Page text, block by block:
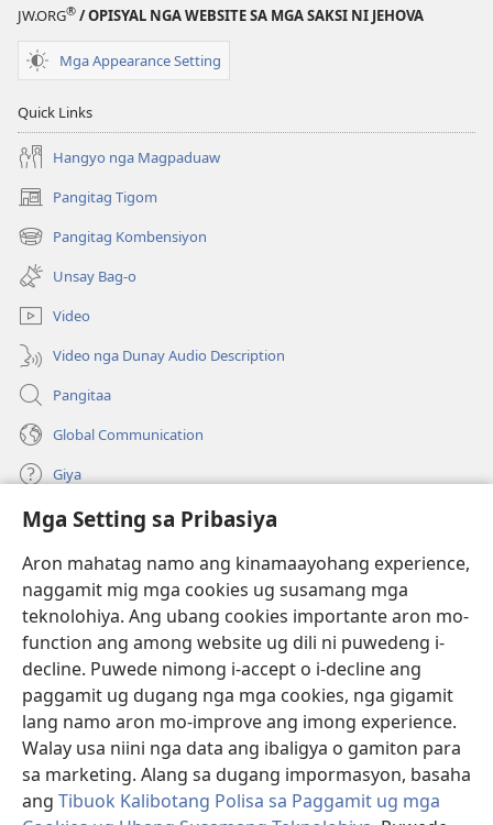
Mga Setting sa Pribasiya
Aron mahatag namo ang kinamaayohang experience,
naggamit mig mga cookies ug susamang mga
teknolohiya. Ang ubang cookies importante aron mo-
function ang among website ug dili ni puwedeng i-
decline. Puwede nimong i-accept o i-decline ang
paggamit ug dugang nga mga cookies, nga gigamit
lang namo aron mo-improve ang imong experience.
Walay usa niini nga data ang ibaligya o gamiton para
sa marketing. Alang sa dugang impormasyon, basaha
ang Tibuok Kalibotang Polisa sa Paggamit ug mga
JW.ORG® / OPISYAL NGA WEBSITE SA MGA SAKSI NI JEHOVA
Mga Appearance Setting
Quick Links
Hangyo nga Magpaduaw
Pangitag Tigom
(mo-
open
ug
bag-
ong
window)
Pangitag Kombensiyon
(mo-
open
ug
bag-
ong
window)
Unsay Bag-o
Video
Video nga Dunay Audio Description
Pangitaa
Global Communication
Giya
Donasyon
(mo-
open
bag-
ong
window)
Watchtower ONLINE NGA LIBRARYA
(mo-
open
ug
bag-
window)
JW Hub
(mo-
open
ug
bag-
ong
window)
JW Library
Watchtower Library